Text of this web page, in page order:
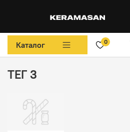
Каталог 0
ТЕГ 3